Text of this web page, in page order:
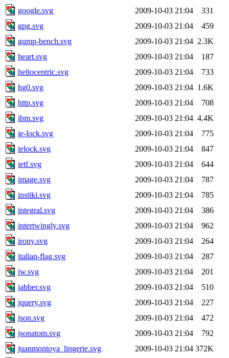
google.svg
2009-10-03 21:04
331
gpg.svg
2009-10-03 21:04
459
gump-bench.svg
2009-10-03 21:04 2.3K
heart.svg
2009-10-03 21:04
187
heliocentric.svg
2009-10-03 21:04
733
hg0.svg
2009-10-03 21:04 1.6K
http.svg
2009-10-03 21:04
708
ibm.svg
2009-10-03 21:04 4.4K
ie-lock.svg
2009-10-03 21:04
775
ielock.svg
2009-10-03 21:04
847
ietf.svg
2009-10-03 21:04
644
image.svg
2009-10-03 21:04
787
instiki.svg
2009-10-03 21:04
785
integral.svg
2009-10-03 21:04
386
intertwingly.svg
2009-10-03 21:04
962
irony.svg
2009-10-03 21:04
264
italian-flag.svg
2009-10-03 21:04
287
iw.svg
2009-10-03 21:04
201
jabber.svg
2009-10-03 21:04
510
jquery.svg
2009-10-03 21:04
227
json.svg
2009-10-03 21:04
472
jsonatom.svg
2009-10-03 21:04
792
juanmontoya_lingerie.svg
2009-10-03 21:04 372K